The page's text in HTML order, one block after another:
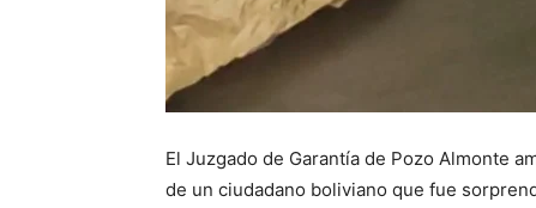
El Juzgado de Garantía de Pozo Almonte
de un ciudadano boliviano que fue